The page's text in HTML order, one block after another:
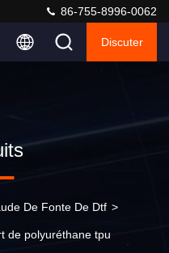
86-755-8996-0062
Discuter
De Fonte De Dtf >
de polyuréthane tpu